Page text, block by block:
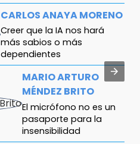
CARLOS ANAYA MORENO
Creer que la IA nos hará
más sabios o más
dependientes
MARIO ARTURO
MÉNDEZ BRITO
El micrófono no es un
pasaporte para la
insensibilidad